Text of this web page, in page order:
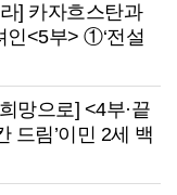
과
인<5부> ①‘전설
데예비치씨
망으로] <4부·끝
드림’이민 2세 백